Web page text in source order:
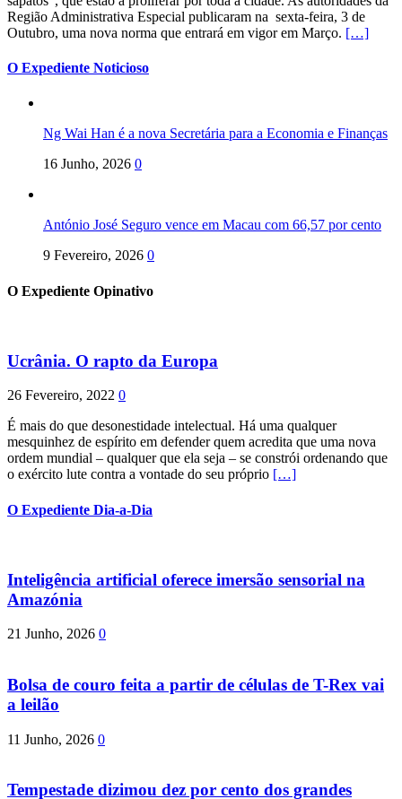
Região Administrativa Especial publicaram na sexta-feira, 3 de
Outubro, uma nova norma que entrará em vigor em Março. […]
O Expediente Noticioso
Ng Wai Han é a nova Secretária para a Economia e Finanças
16 Junho, 2026 0
António José Seguro vence em Macau com 66,57 por cento
9 Fevereiro, 2026 0
O Expediente Opinativo
Ucrânia. O rapto da Europa
26 Fevereiro, 2022 0
É mais do que desonestidade intelectual. Há uma qualquer
mesquinhez de espírito em defender quem acredita que uma nova
ordem mundial – qualquer que ela seja – se constrói ordenando que
o exército lute contra a vontade do seu próprio […]
O Expediente Dia-a-Dia
Inteligência artificial oferece imersão sensorial na
Amazónia
21 Junho, 2026 0
Bolsa de couro feita a partir de células de T-Rex vai
a leilão
11 Junho, 2026 0
Tempestade dizimou dez por cento dos grandes